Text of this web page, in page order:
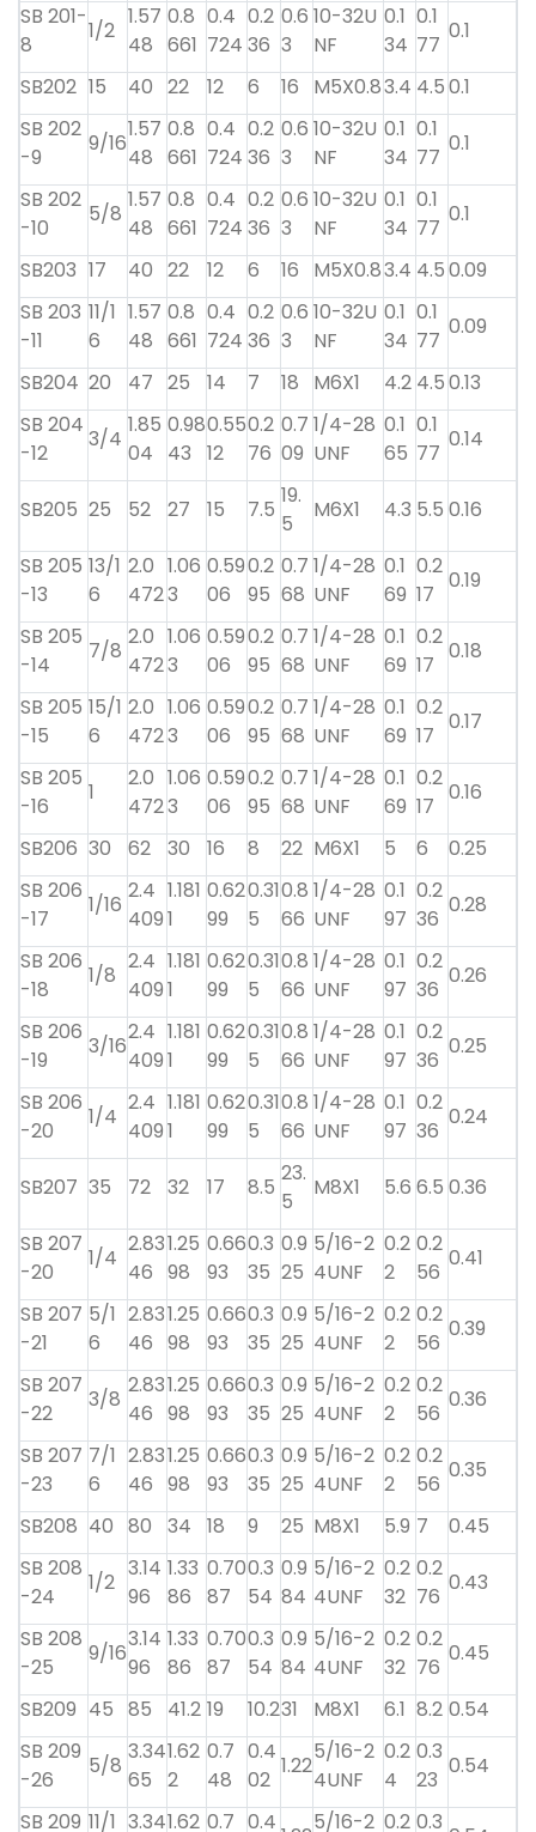
SB 201-
8
1/2
1.57
48
0.8
661
0.4
724
0.2
36
0.6
3
10-32U
NF
0.1
34
0.1
77
0.1
SB202 15 40 22 12 6 16 M5X0.83.4 4.50.1
SB 202
-9
9/16
1.57
48
0.8
661
0.4
724
0.2
36
0.6
3
10-32U
NF
0.1
34
0.1
77
0.1
SB 202
-10
5/8
1.57
48
0.8
661
0.4
724
0.2
36
0.6
3
10-32U
NF
0.1
34
0.1
77
0.1
SB203 17 40 22 12 6 16 M5X0.83.4 4.50.09
SB 203
-11
11/1
6
1.57
48
0.8
661
0.4
724
0.2
36
0.6
3
10-32U
NF
0.1
34
0.1
77
0.09
SB204 20 47 25 14 7 18 M6X1 4.2 4.50.13
SB 204
-12
3/4
1.85
04
0.98
43
0.55
12
0.2
76
0.7
09
1/4-28
UNF
0.1
65
0.1
77
0.14
SB205 25 52 27 15 7.5
19.
5
M6X1 4.3 5.5 0.16
SB 205
-13
13/1
6
2.0
472
1.06
3
0.59
06
0.2
95
0.7
68
1/4-28
UNF
0.1
69
0.2
17
0.19
SB 205
-14
7/8
2.0
472
1.06
3
0.59
06
0.2
95
0.7
68
1/4-28
UNF
0.1
69
0.2
17
0.18
SB 205
-15
15/1
6
2.0
472
1.06
3
0.59
06
0.2
95
0.7
68
1/4-28
UNF
0.1
69
0.2
17
0.17
SB 205
-16
1
2.0
472
1.06
3
0.59
06
0.2
95
0.7
68
1/4-28
UNF
0.1
69
0.2
17
0.16
SB206 30 62 30 16 8 22 M6X1 5 6
0.25
SB 206
-17
1/16
2.4
409
1.181
1
0.62
99
0.31
5
0.8
66
1/4-28
UNF
0.1
97
0.2
36
0.28
SB 206
-18
1/8
2.4
409
1.181
1
0.62
99
0.31
5
0.8
66
1/4-28
UNF
0.1
97
0.2
36
0.26
SB 206
-19
3/16
2.4
409
1.181
1
0.62
99
0.31
5
0.8
66
1/4-28
UNF
0.1
97
0.2
36
0.25
SB 206
-20
1/4
2.4
409
1.181
1
0.62
99
0.31
5
0.8
66
1/4-28
UNF
0.1
97
0.2
36
0.24
SB207 35 72 32 17 8.5
23.
5
M8X1 5.6 6.5 0.36
SB 207
-20
1/4
2.83
46
1.25
98
0.66
93
0.3
35
0.9
25
5/16-2
4UNF
0.2
2
0.2
56
0.41
SB 207
-21
5/1
6
2.83
46
1.25
98
0.66
93
0.3
35
0.9
25
5/16-2
4UNF
0.2
2
0.2
56
0.39
SB 207
-22
3/8
2.83
46
1.25
98
0.66
93
0.3
35
0.9
25
5/16-2
4UNF
0.2
2
0.2
56
0.36
SB 207
-23
7/1
6
2.83
46
1.25
98
0.66
93
0.3
35
0.9
25
5/16-2
4UNF
0.2
2
0.2
56
0.35
SB208 40 80 34 18 9 25 M8X1 5.9 7
0.45
SB 208
-24
1/2
3.14
96
1.33
86
0.70
87
0.3
54
0.9
84
5/16-2
4UNF
0.2
32
0.2
76
0.43
SB 208
-25
9/16
3.14
96
1.33
86
0.70
87
0.3
54
0.9
84
5/16-2
4UNF
0.2
32
0.2
76
0.45
SB209 45 85 41.2 19 10.231 M8X1 6.1 8.2 0.54
SB 209
-26
5/8
3.34
65
1.62
2
0.7
48
0.4
02
1.22
5/16-2
4UNF
0.2
4
0.3
23
0.54
SB 209 11/1 3.341.62 0.7 0.4 5/16-2 0.2 0.3